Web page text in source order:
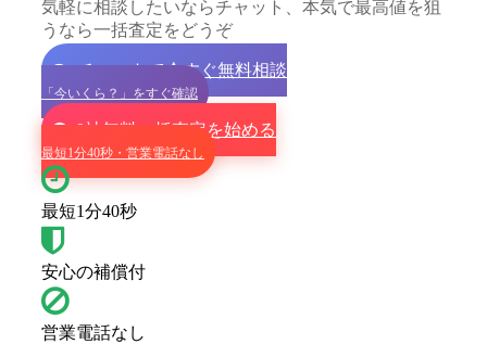
気軽に相談したいならチャット、本気で最高値を狙
うなら一括査定をどうぞ
チャットで今すぐ無料相談
「今いくら？」をすぐ確認
9社無料一括査定を始める
最短1分40秒・営業電話なし
最短1分40秒
安心の補償付
営業電話なし